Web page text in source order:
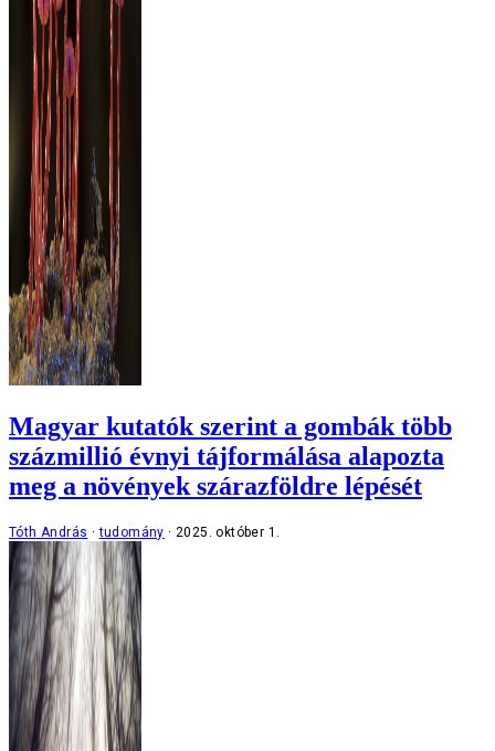
Magyar kutatók szerint a gombák több
százmillió évnyi tájformálása alapozta
meg a növények szárazföldre lépését
Tóth András tudomány 2025. október 1.